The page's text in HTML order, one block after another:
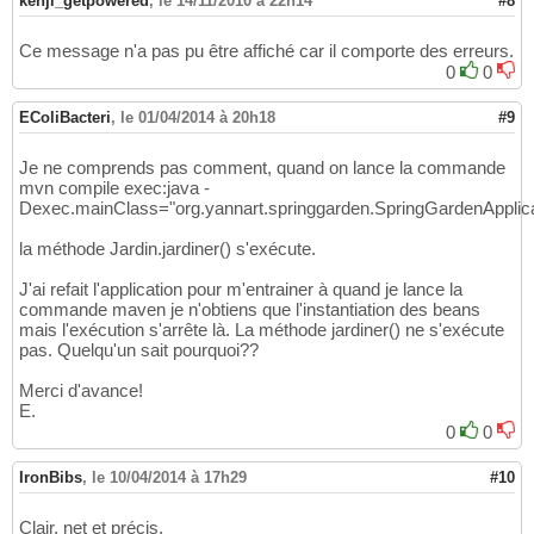
43
44
45
47
48
50
+
// Ce qu'allais recevoir la
		method.invoke
}
22
24
26
27
28
29
30
31
33
35
36
37
38
40
41
43
44
46
- arrose la plante PatateMalade avec
    - arrose la plante Choux avec 91ml d
'eau
eau
    - arrose la plante Tomate avec 91ml d
     --> Tomate a maintenant 91ml d'
    - arrose la plante Choux avec 91ml d
'eau
     --> Choux a maintenant 91ml d'
Verger:
    - arrose la plante Poire avec 91ml d
'eau
     --> Poire a maintenant 91ml d'
    - arrose la plante Pomme avec 91ml d
     --> Pomme a maintenant 91ml d'
Aspect created - 19509473
- arrose la plante PoireMalade avec
     --> PoireMalade a maintenant 91ml d'
eau
Monsieur Dupond met de l'
'engrais a la plante Patate
     --> Patate a maintenant 28g d'
engrais
    * mauvaise herbe
from aspect
    - met 28g d'
Ce message n'a pas pu être affiché car il comporte des erreurs.
0
0
EColiBacteri, le 01/04/2014 à 20h18 #9
Je ne comprends pas comment, quand on lance la commande
mvn compile exec:java -
la méthode Jardin.jardiner() s'exécute.
J'ai refait l'application pour m'entrainer à quand je lance la
commande maven je n'obtiens que l'instantiation des beans
mais l'exécution s'arrête là. La méthode jardiner() ne s'exécute
pas. Quelqu'un sait pourquoi??
Merci d'avance!
E.
0
0
IronBibs, le 10/04/2014 à 17h29 #10
Clair, net et précis.